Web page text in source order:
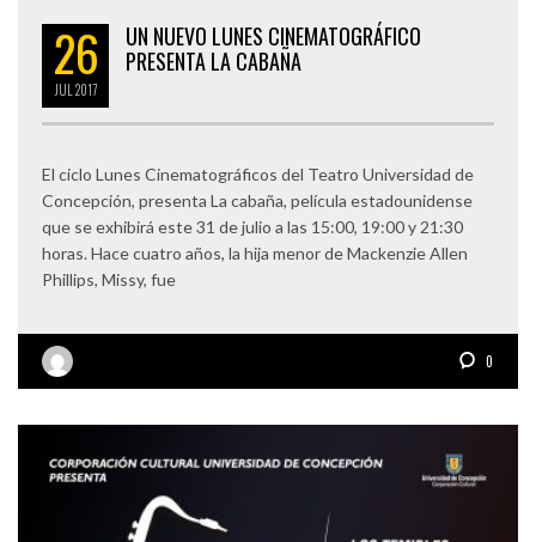
26
JUL2017
UN NUEVO LUNES CINEMATOGRÁFICO
PRESENTA LA CABAÑA
El ciclo Lunes Cinematográficos del Teatro Universidad de
Concepción, presenta La cabaña, película estadounidense
que se exhibirá este 31 de julio a las 15:00, 19:00 y 21:30
horas. Hace cuatro años, la hija menor de Mackenzie Allen
Phillips, Missy, fue
0